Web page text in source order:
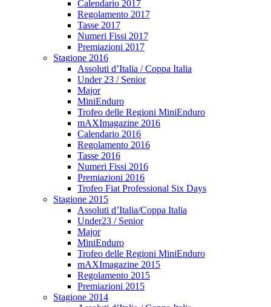
Calendario 2017
Regolamento 2017
Tasse 2017
Numeri Fissi 2017
Premiazioni 2017
Stagione 2016
Assoluti d’Italia / Coppa Italia
Under 23 / Senior
Major
MiniEnduro
Trofeo delle Regioni MiniEnduro
mAXImagazine 2016
Calendario 2016
Regolamento 2016
Tasse 2016
Numeri Fissi 2016
Premiazioni 2016
Trofeo Fiat Professional Six Days
Stagione 2015
Assoluti d’Italia/Coppa Italia
Under23 / Senior
Major
MiniEnduro
Trofeo delle Regioni MiniEnduro
mAXImagazine 2015
Regolamento 2015
Premiazioni 2015
Stagione 2014